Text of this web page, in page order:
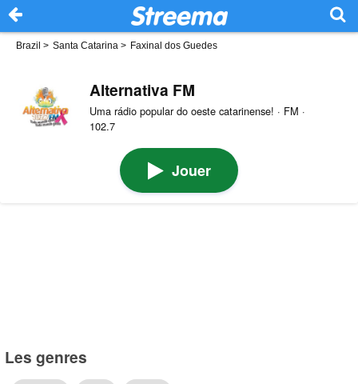
Brazil > Santa Catarina > Faxinal dos Guedes
Alternativa FM
Uma rádio popular do oeste catarinense! · FM ·
102.7
Jouer
Les genres